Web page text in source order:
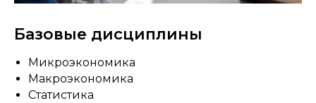
Базовые дисциплины
Микроэкономика
Макроэкономика
Статистика